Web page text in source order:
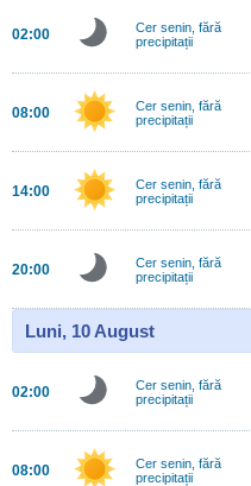
02:00
Cer senin, fără
precipitații
08:00
Cer senin, fără
precipitații
14:00
Cer senin, fără
precipitații
20:00
Cer senin, fără
precipitații
Luni, 10 August
02:00
Cer senin, fără
precipitații
08:00
Cer senin, fără
precipitații